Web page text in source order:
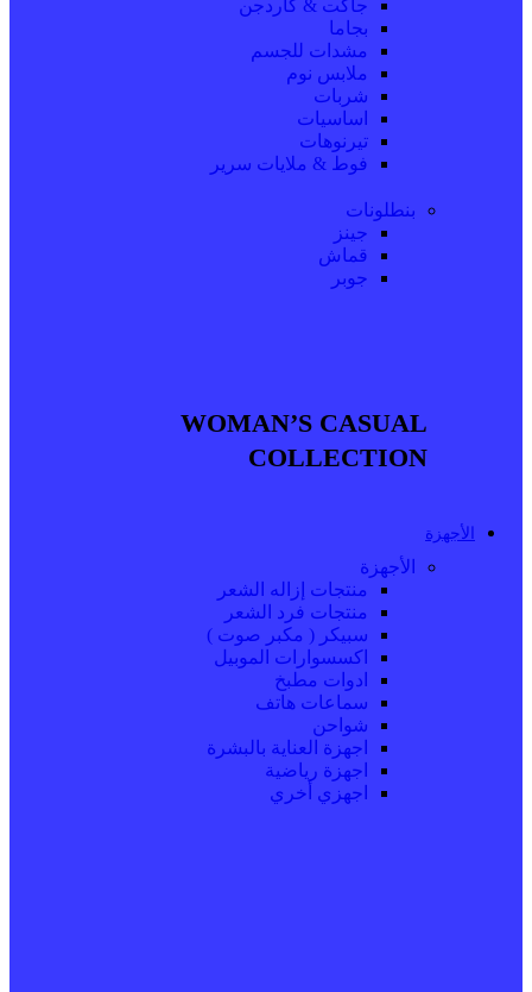
جاكت & كاردجن
بجاما
مشدات للجسم
ملابس نوم
شربات
اساسيات
تيرنوهات
فوط & ملايات سرير
بنطلونات
جينز
قماش
جوبر
WOMAN’S CASUAL
COLLECTION
الأجهزة
الأجهزة
منتجات إزاله الشعر
منتجات فرد الشعر
سبيكر ( مكبر صوت )
اكسسوارات الموبيل
ادوات مطبخ
سماعات هاتف
شواحن
اجهزة العناية بالبشرة
اجهزة رياضية
اجهزي أخري